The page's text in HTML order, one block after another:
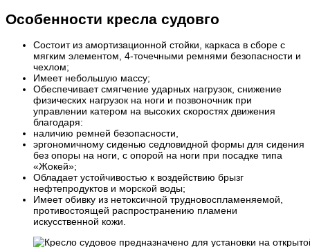
Особенности кресла судовго
Состоит из амортизационной стойки, каркаса в сборе с
мягким элементом, 4-точечными ремнями безопасности и
чехлом;
Имеет небольшую массу;
Обеспечивает смягчение ударных нагрузок, снижение
физических нагрузок на ноги и позвоночник при
управлении катером на высоких скоростях движения
благодаря:
наличию ремней безопасности,
эргономичному сиденью седловидной формы для сидения
без опоры на ноги, с опорой на ноги при посадке типа
«Жокей»;
Обладает устойчивостью к воздействию брызг
нефтепродуктов и морской воды;
Имеет обивку из нетоксичной трудновоспламеняемой,
противостоящей распространению пламени
искусственной кожи.